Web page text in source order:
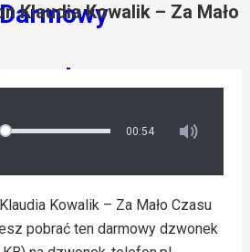
Klaudia Kowalik – Za Mało
00:54
Kowalik – Za Mało Czasu
pobrać ten darmowy dzwonek